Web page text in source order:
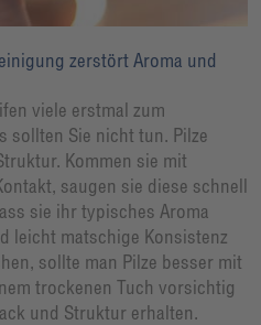
zerstört Aroma und
viele erstmal zum
sollten Sie nicht tun. Pilze
Kommen sie mit
saugen sie diese schnell
sie ihr typisches Aroma
leicht matschige Konsistenz
sollte man Pilze besser mit
trockenen Tuch vorsichtig
und Struktur erhalten.